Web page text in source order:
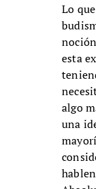
Lo
esta
algo
una